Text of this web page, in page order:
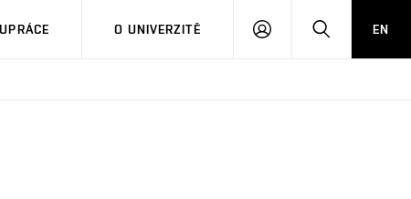
O UNIVERZITĚ
PŘIHLÁSIT HLEDATEN